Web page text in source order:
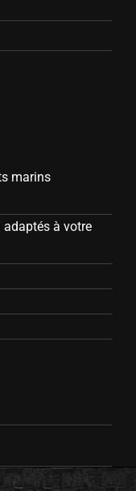
marins
adaptés à votre